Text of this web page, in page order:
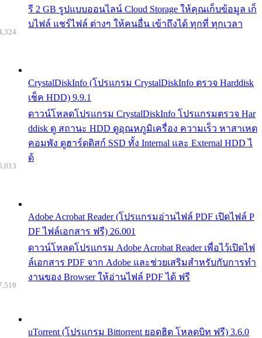
รี 2 GB รูปแบบออนไลน์ Cloud Storage ให้คุณเก็บข้อมูล เก็
บไฟล์ แชร์ไฟล์ ต่างๆ ให้คนอื่น เข้าถึงได้ ทุกที่ ทุกเวลา
CrystalDiskInfo (โปรแกรม CrystalDiskInfo ตรวจ Harddisk
เช็ค HDD) 9.9.1
ดาวน์โหลดโปรแกรม CrystalDiskInfo โปรแกรมตรวจ Har
ddisk ดู สถานะ HDD ดูอุณหภูมิเครื่อง ความเร็ว หาสาเหต
คอมพัง ดูฮาร์ดดิสก์ SSD ทั้ง Internal และ External HDD ไ
ด้
Adobe Acrobat Reader (โปรแกรมอ่านไฟล์ PDF เปิดไฟล์ P
DF ไฟล์เอกสาร ฟรี) 26.001
ดาวน์โหลดโปรแกรม Adobe Acrobat Reader เพื่อไว้เปิดไฟ
ล์เอกสาร PDF จาก Adobe และช่วยเสริมสำหรับกับการทำ
งานของ Browser ให้อ่านไฟล์ PDF ได้ ฟรี
uTorrent (โปรแกรม Bittorrent ยอดฮิต โหลดบิท ฟรี) 3.6.0